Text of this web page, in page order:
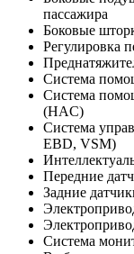
пассажира
Боковые
Регулировка
Система
Система
(HAC)
Система
EBD, VSM)
Передние
Задние
Система